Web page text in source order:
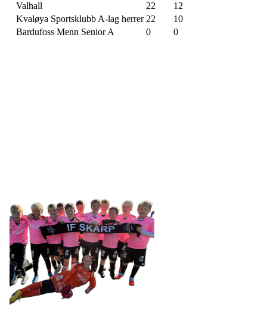
Valhall
22
12
Kvaløya Sportsklubb A-lag herrer 22
10
Bardufoss Menn Senior A
0 0